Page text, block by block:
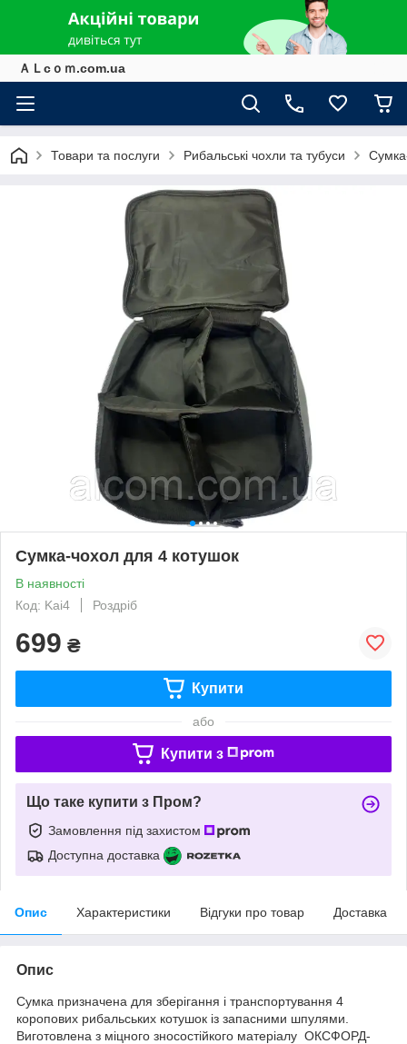
ＡＬcｏｍ.com.ua
Товари та послуги Рибальські чохли та тубуси
Сумка-чохол для 4 котушок
В наявності
Код: Kai4
Роздріб
699 ₴
Купити
або
Купити з
Що таке купити з Пром?
Замовлення під захистом
Доступна доставка
Опис Характеристики Відгуки про товар Доставка
Опис
Сумка призначена для зберігання і транспортування 4
коропових рибальських котушок із запасними шпулями.
Виготовлена з міцного зносостійкого матеріалу ОКСФОРД-